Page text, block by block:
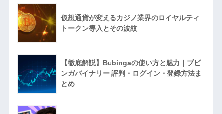
仮想通貨が変えるカジノ業界のロイヤルティ
トークン導入とその波紋
【徹底解説】Bubingaの使い方と魅力｜ブビ
ンガバイナリー 評判・ログイン・登録方法ま
とめ